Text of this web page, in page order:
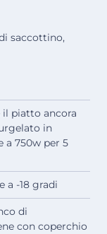
saccottino,
piatto ancora
in
a 750w per 5
a -18 gradi
di
con coperchio